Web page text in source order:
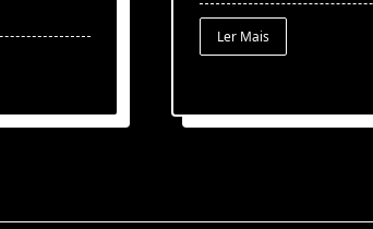
Ler Mais